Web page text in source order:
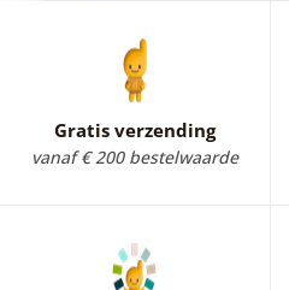
Gratis verzending
vanaf € 200 bestelwaarde